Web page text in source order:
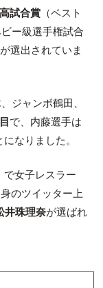
試合賞（ベスト
ー級選手権試合
が選出されていま
ジャンボ鶴田、
で、内藤選手は
なりました。
で女子レスラー
のツイッター上
井珠理奈が選ばれ